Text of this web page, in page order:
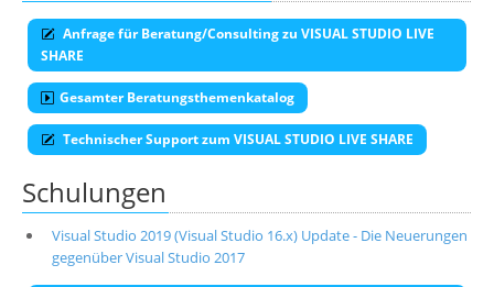
Anfrage für Beratung/Consulting zu VISUAL STUDIO LIVE
SHARE
Gesamter Beratungsthemenkatalog
Technischer Support zum VISUAL STUDIO LIVE SHARE
Schulungen
Visual Studio 2019 (Visual Studio 16.x) Update - Die Neuerungen
gegenüber Visual Studio 2017